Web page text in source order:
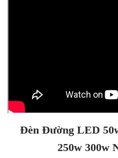
Đèn Đường LED
250w 300w